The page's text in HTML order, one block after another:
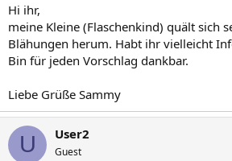
Hi ihr,
meine Kleine (Flaschenkind) quält sich
Blähungen herum. Habt ihr vielleicht
Bin für jeden Vorschlag dankbar.
Liebe Grüße Sammy
U User2
Guest